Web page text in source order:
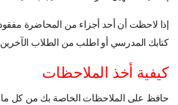
إذا لاحظت أن أحد أجزاء من المحاضرة
كتابك المدرسي أو اطلب من الطلاب
كيفية أخذ الملاحظات
حافظ على الملاحظات الخاصة بك من كل